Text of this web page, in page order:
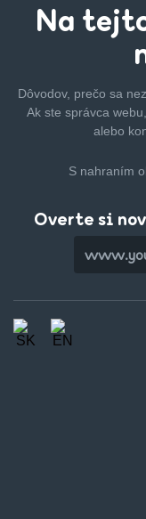
Na
Dôvodov, prečo sa
Ak ste správca
alebo
S nahraním
Overte si